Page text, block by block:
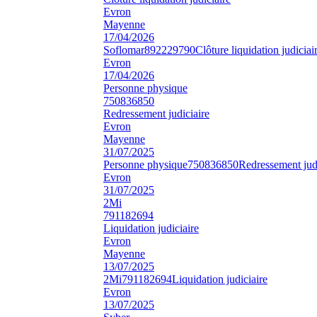
Evron
Mayenne
17/04/2026
Soflomar892229790Clôture liquidation
Evron
17/04/2026
Personne physique
750836850
Redressement judiciaire
Evron
Mayenne
31/07/2025
Personne physique750836850Redressement
Evron
31/07/2025
2Mi
791182694
Liquidation judiciaire
Evron
Mayenne
13/07/2025
2Mi791182694Liquidation judiciaire
Evron
13/07/2025